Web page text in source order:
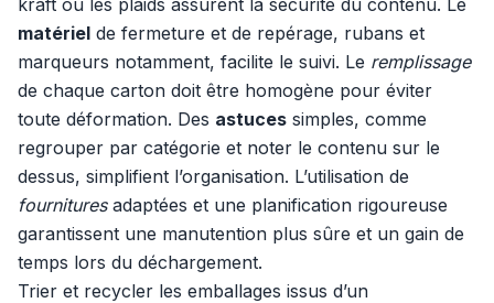
kraft ou les plaids assurent la sécurité du contenu. Le
matériel de fermeture et de repérage, rubans et
marqueurs notamment, facilite le suivi. Le remplissage
de chaque carton doit être homogène pour éviter
toute déformation. Des astuces simples, comme
regrouper par catégorie et noter le contenu sur le
dessus, simplifient l’organisation. L’utilisation de
fournituresadaptées et une planification rigoureuse
garantissent une manutention plus sûre et un gain de
temps lors du déchargement.
Trier et recycler les emballages issus d’un